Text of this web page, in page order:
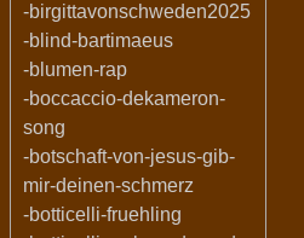
-birgittavonschweden2025
-blind-bartimaeus
-blumen-rap
-boccaccio-dekameron-
song
-botschaft-von-jesus-gib-
mir-deinen-schmerz
-botticelli-fruehling